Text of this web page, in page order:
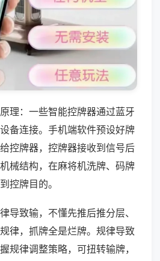
理：一些智能控牌器通过蓝牙
备连接。手机端软件预设好牌
控牌器，控牌器接收到信号后
械结构，在麻将机洗牌、码牌
控牌目的。
导致输，不懂先推后推分层、
律，抓牌全是烂牌。规律导致
规律调整策略，可扭转输牌，